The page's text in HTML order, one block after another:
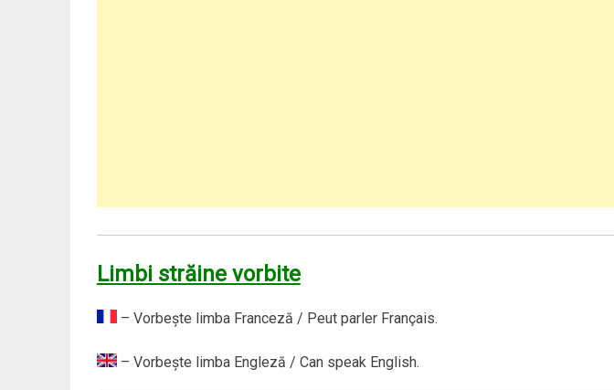
Limbi străine vorbite
– Vorbeşte limba Franceză / Peut parler Français.
– Vorbeşte limba Engleză / Can speak English.